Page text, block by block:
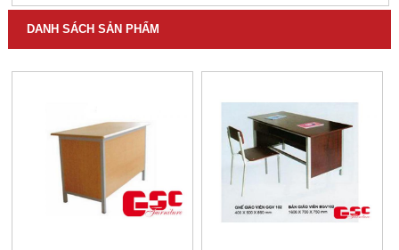
DANH SÁCH SẢN PHẨM